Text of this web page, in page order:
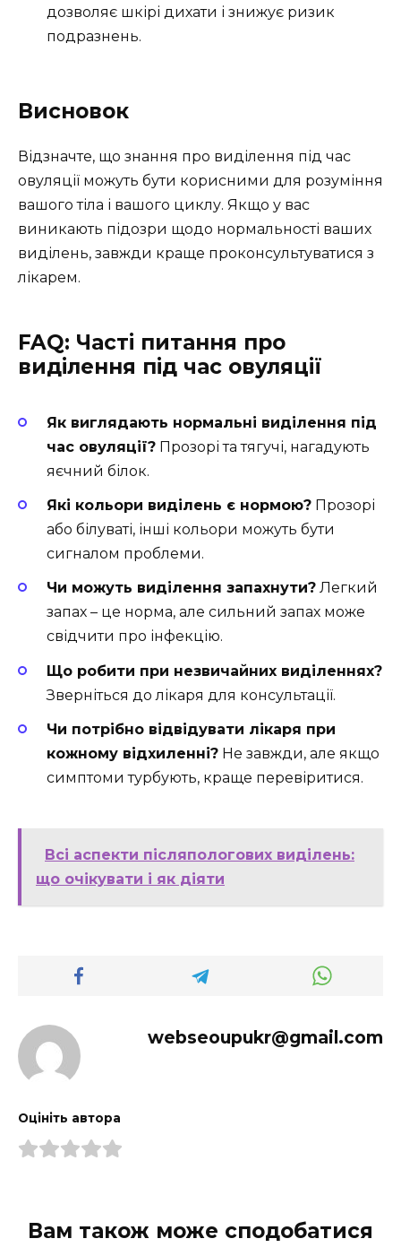
дозволяє шкірі дихати і знижує ризик
подразнень.
Висновок
Відзначте, що знання про виділення під час
овуляції можуть бути корисними для розуміння
вашого тіла і вашого циклу. Якщо у вас
виникають підозри щодо нормальності ваших
виділень, завжди краще проконсультуватися з
лікарем.
FAQ: Часті питання про
виділення під час овуляції
Як виглядають нормальні виділення під
час овуляції? Прозорі та тягучі, нагадують
яєчний білок.
Які кольори виділень є нормою? Прозорі
або білуваті, інші кольори можуть бути
сигналом проблеми.
Чи можуть виділення запахнути? Легкий
запах – це норма, але сильний запах може
свідчити про інфекцію.
Що робити при незвичайних виділеннях?
Зверніться до лікаря для консультації.
Чи потрібно відвідувати лікаря при
кожному відхиленні? Не завжди, але якщо
симптоми турбують, краще перевіритися.
Всі аспекти післяпологових виділень:
що очікувати і як діяти
webseoupukr@gmail.com
Оцініть автора
Вам також може сподобатися